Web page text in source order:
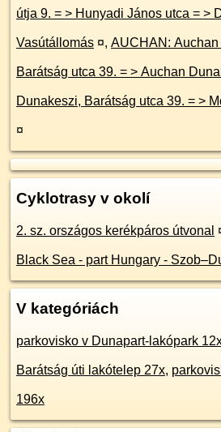
útja 9. = > Hunyadi János utca = > Dunakesz,
Vasútállomás ¤, AUCHAN:
Barátság utca 39. = >
¤
Cyklotrasy v okolí
2. sz. országos kerékpáros útvonal
Black Sea - part Hungary -
V kategóriách
parkovisko v Dunapart-lakópark
Barátság úti lakótelep 27x,
196x